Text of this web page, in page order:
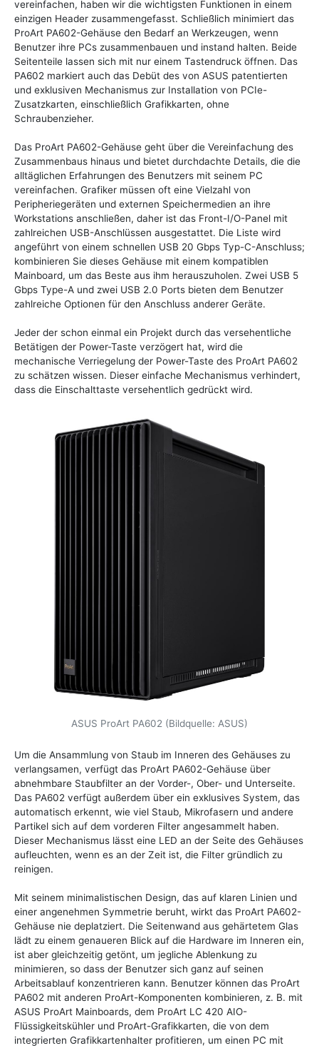
vereinfachen, haben wir die wichtigsten Funktionen in einem
einzigen Header zusammengefasst. Schließlich minimiert das
ProArt PA602-Gehäuse den Bedarf an Werkzeugen, wenn
Benutzer ihre PCs zusammenbauen und instand halten. Beide
Seitenteile lassen sich mit nur einem Tastendruck öffnen. Das
PA602 markiert auch das Debüt des von ASUS patentierten
und exklusiven Mechanismus zur Installation von PCIe-
Zusatzkarten, einschließlich Grafikkarten, ohne
Schraubenzieher.
Das ProArt PA602-Gehäuse geht über die Vereinfachung des
Zusammenbaus hinaus und bietet durchdachte Details, die die
alltäglichen Erfahrungen des Benutzers mit seinem PC
vereinfachen. Grafiker müssen oft eine Vielzahl von
Peripheriegeräten und externen Speichermedien an ihre
Workstations anschließen, daher ist das Front-I/O-Panel mit
zahlreichen USB-Anschlüssen ausgestattet. Die Liste wird
angeführt von einem schnellen USB 20 Gbps Typ-C-Anschluss;
kombinieren Sie dieses Gehäuse mit einem kompatiblen
Mainboard, um das Beste aus ihm herauszuholen. Zwei USB 5
Gbps Type-A und zwei USB 2.0 Ports bieten dem Benutzer
zahlreiche Optionen für den Anschluss anderer Geräte.
Jeder der schon einmal ein Projekt durch das versehentliche
Betätigen der Power-Taste verzögert hat, wird die
mechanische Verriegelung der Power-Taste des ProArt PA602
zu schätzen wissen. Dieser einfache Mechanismus verhindert,
dass die Einschalttaste versehentlich gedrückt wird.
ASUS ProArt PA602 (Bildquelle: ASUS)
Um die Ansammlung von Staub im Inneren des Gehäuses zu
verlangsamen, verfügt das ProArt PA602-Gehäuse über
abnehmbare Staubfilter an der Vorder-, Ober- und Unterseite.
Das PA602 verfügt außerdem über ein exklusives System, das
automatisch erkennt, wie viel Staub, Mikrofasern und andere
Partikel sich auf dem vorderen Filter angesammelt haben.
Dieser Mechanismus lässt eine LED an der Seite des Gehäuses
aufleuchten, wenn es an der Zeit ist, die Filter gründlich zu
reinigen.
Mit seinem minimalistischen Design, das auf klaren Linien und
einer angenehmen Symmetrie beruht, wirkt das ProArt PA602-
Gehäuse nie deplatziert. Die Seitenwand aus gehärtetem Glas
lädt zu einem genaueren Blick auf die Hardware im Inneren ein,
ist aber gleichzeitig getönt, um jegliche Ablenkung zu
minimieren, so dass der Benutzer sich ganz auf seinen
Arbeitsablauf konzentrieren kann. Benutzer können das ProArt
PA602 mit anderen ProArt-Komponenten kombinieren, z. B. mit
ASUS ProArt Mainboards, dem ProArt LC 420 AIO-
Flüssigkeitskühler und ProArt-Grafikkarten, die von dem
integrierten Grafikkartenhalter profitieren, um einen PC mit